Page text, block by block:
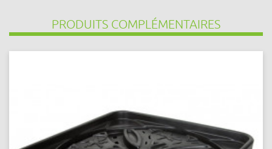
PRODUITS COMPLÉMENTAIRES